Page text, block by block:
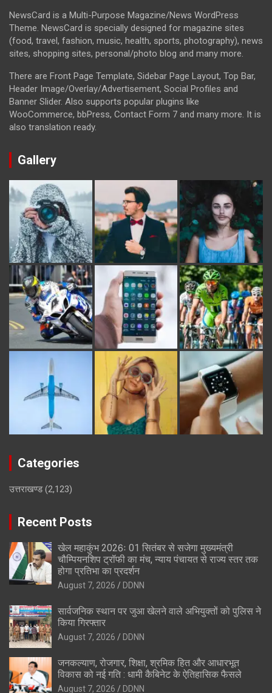
NewsCard is a Multi-Purpose Magazine/News WordPress
Theme. NewsCard is specially designed for magazine sites
(food, travel, fashion, music, health, sports, photography), news
sites, shopping sites, personal/photo blog and many more.
There are Front Page Template, Sidebar Page Layout, Top Bar,
Header Image/Overlay/Advertisement, Social Profiles and
Banner Slider. Also supports popular plugins like
WooCommerce, bbPress, Contact Form 7 and many more. It is
also translation ready.
Gallery
Categories
उत्तराखण्ड(2,123)
Recent Posts
खेल महाकुंभ 2026ः 01 सितंबर से सजेगा मुख्यमंत्री
चौम्पियनशिप ट्रॉफी का मंच, न्याय पंचायत से राज्य स्तर तक
होगा प्रतिभा का प्रदर्शन
August 7, 2026 DDNN
सार्वजनिक स्थान पर जुआ खेलने वाले अभियुक्तों को पुलिस ने
किया गिरफ्तार
August 7, 2026 DDNN
जनकल्याण, रोजगार, शिक्षा, श्रमिक हित और आधारभूत
विकास को नई गति : धामी कैबिनेट के ऐतिहासिक फैसले
August 7, 2026 DDNN